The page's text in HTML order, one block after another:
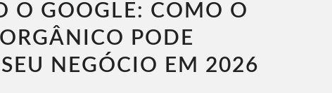
O GOOGLE: COMO O
PODE
NEGÓCIO EM 2026